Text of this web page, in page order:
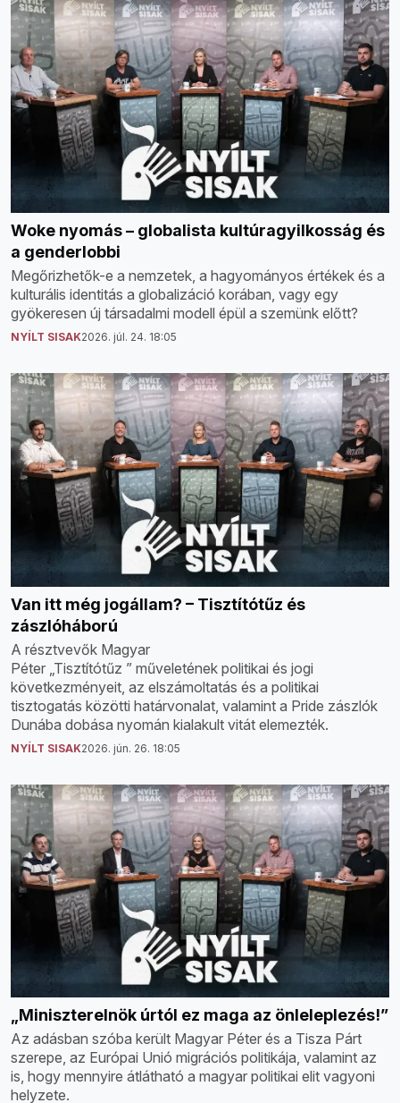
Woke nyomás – globalista kultúragyilkosság és
a genderlobbi
Megőrizhetők-e a nemzetek, a hagyományos értékek és a
kulturális identitás a globalizáció korában, vagy egy
gyökeresen új társadalmi modell épül a szemünk előtt?
NYÍLT SISAK2026. júl. 24. 18:05
Van itt még jogállam? – Tisztítótűz és
zászlóháború
A résztvevők Magyar
Péter „Tisztítótűz ” műveletének politikai és jogi
következményeit, az elszámoltatás és a politikai
tisztogatás közötti határvonalat, valamint a Pride zászlók
Dunába dobása nyomán kialakult vitát elemezték.
NYÍLT SISAK2026. jún. 26. 18:05
„Miniszterelnök úrtól ez maga az önleleplezés!”
Az adásban szóba került Magyar Péter és a Tisza Párt
szerepe, az Európai Unió migrációs politikája, valamint az
is, hogy mennyire átlátható a magyar politikai elit vagyoni
helyzete.